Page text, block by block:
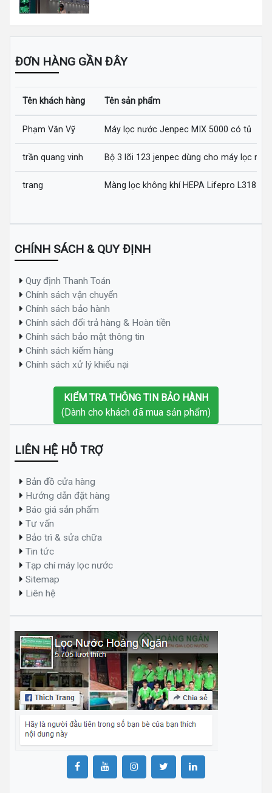
ĐƠN HÀNG GẦN ĐÂY
Tên khách hàng Tên sản phẩm
Phạm Văn Vỹ Máy lọc nước Jenpec MIX 5000 có tủ
trần quang vinh Bộ 3 lõi 123 jenpec dùng cho máy lọc
trang Màng lọc không khí HEPA Lifepro L318-AZ
CHÍNH SÁCH & QUY ĐỊNH
Quy định Thanh Toán
Chính sách vận chuyển
Chính sách bảo hành
Chính sách đổi trả hàng & Hoàn tiền
Chính sách bảo mật thông tin
Chính sách kiểm hàng
Chính sách xử lý khiếu nại
KIỂM TRA THÔNG TIN BẢO HÀNH
(Dành cho khách đã mua sản phẩm)
LIÊN HỆ HỖ TRỢ
Bản đồ cửa hàng
Hướng dẫn đặt hàng
Báo giá sản phẩm
Tư vấn
Bảo trì & sửa chữa
Tin tức
Tạp chí máy lọc nước
Sitemap
Liên hệ